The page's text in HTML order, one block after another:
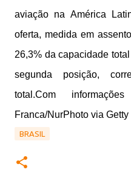
aviação na América
oferta, medida em
26,3% da capacidade
segunda posição,
total.Com
Franca/NurPhoto via Getty
BRASIL